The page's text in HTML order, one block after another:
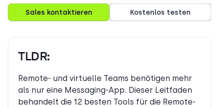
Sales kontaktieren Kostenlos testen
TLDR:
Remote- und virtuelle Teams benötigen mehr
als nur eine Messaging-App. Dieser Leitfaden
behandelt die 12 besten Tools für die Remote-